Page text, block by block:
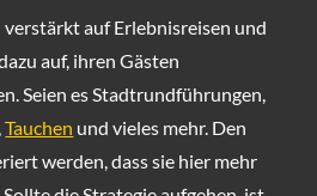
auf Erlebnisreisen und
auf, ihren Gästen
Seien es Stadtrundführungen,
Tauchen und vieles mehr. Den
werden, dass sie hier mehr